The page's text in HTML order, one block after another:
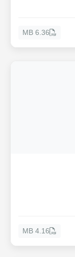
6.36 MB
4.16 MB